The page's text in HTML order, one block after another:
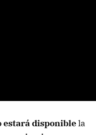
estará disponiblela